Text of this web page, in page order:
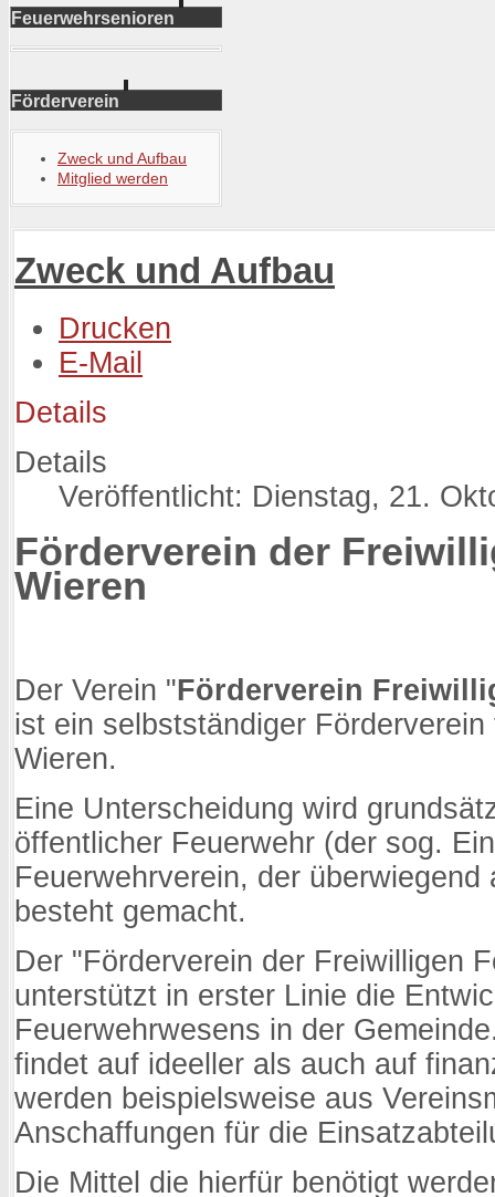
Feuerwehrsenioren
Förderverein
Zweck und Aufbau
Mitglied werden
Zweck und Aufbau
Drucken
E-Mail
Details
Details
Veröffentlicht: Dienstag, 21.
Förderverein der
Wieren
Der Verein "Förderverein
ist ein selbstständiger
Wieren.
Eine Unterscheidung wird
öffentlicher Feuerwehr (der sog.
Feuerwehrverein, der
besteht gemacht.
Der "Förderverein der Freiwilligen
unterstützt in erster Linie die
Feuerwehrwesens in der
findet auf ideeller als auch auf
werden beispielsweise aus
Anschaffungen für die
Die Mittel die hierfür benötigt